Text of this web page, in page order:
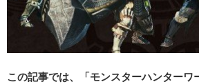
この記事では、「モンスターハンターワ